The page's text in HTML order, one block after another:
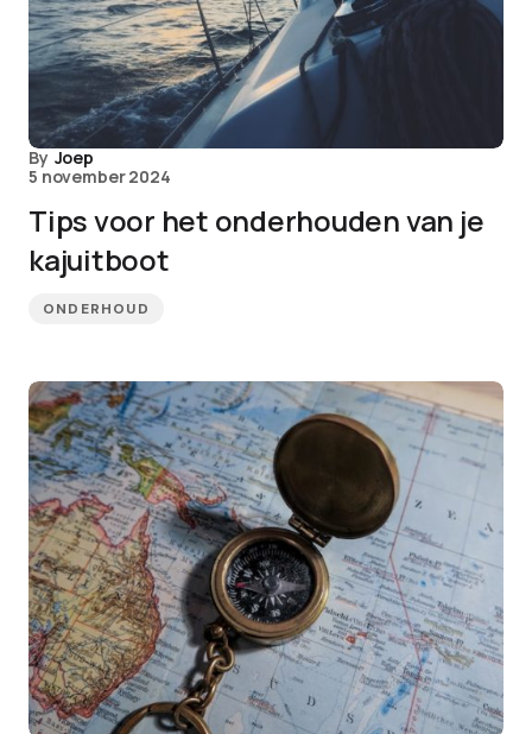
By Joep
5 november 2024
Tips voor het onderhouden van je
kajuitboot
ONDERHOUD